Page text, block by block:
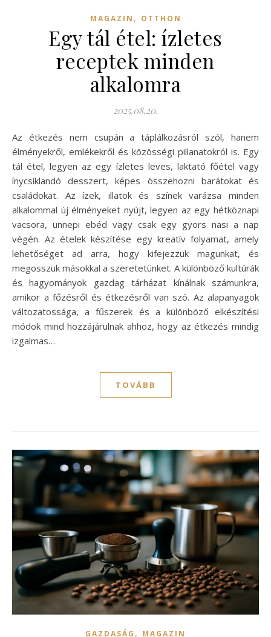
MAGAZIN , OTTHON
Egy tál étel: ízletes
receptek minden
alkalomra
2025.08.20.
Az étkezés nem csupán a táplálkozásról szól, hanem
élményekről, emlékekről és közösségi pillanatokról is. Egy
tál étel, legyen az egy ízletes leves, laktató főétel vagy
ínycsiklandó desszert, képes összehozni barátokat és
családokat. Az ízek, illatok és színek varázsa minden
alkalommal új élményeket nyújt, legyen az egy hétköznapi
vacsora, ünnepi ebéd vagy csak egy gyors nasi a nap
végén. Az ételek készítése egy kreatív folyamat, amely
lehetőséget ad arra, hogy kifejezzük magunkat, és
megosszuk másokkal a szeretetünket. A különböző kultúrák
és hagyományok gazdag tárházat kínálnak számunkra,
amikor a főzésről és étkezésről van szó. Az alapanyagok
változatossága, a fűszerek és a különböző elkészítési
módok mind hozzájárulnak ahhoz, hogy az étkezés mindig
izgalmas…
TOVÁBB
GAZDASÁG , MAGAZIN